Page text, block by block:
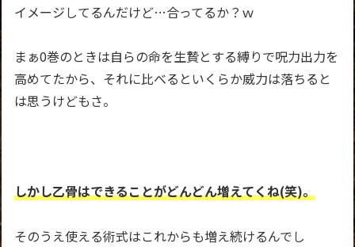
イメージしてるんだけど…合ってるか？ｗ
まぁ0巻のときは自らの命を生贄とする縛りで呪力出力を
高めてたから、それに比べるといくらか威力は落ちると
は思うけどもさ。
しかし乙骨はできることがどんどん増えてくね(笑)。
そのうえ使える術式はこれからも増え続けるんでし